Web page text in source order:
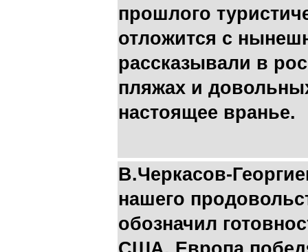
прошлого
отложится с
рассказывали в
пляжах и
настоящее вранье.
В.Черкасов-
нашего
обозначил